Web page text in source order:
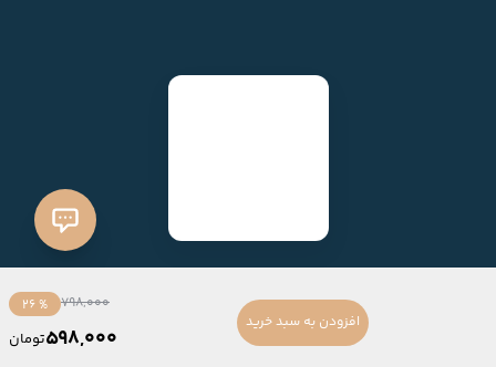
798,000
% 26
598,000تومان
افزودن به سبد خرید
ساخته شده بافروشگاه ساز میهن شاپ